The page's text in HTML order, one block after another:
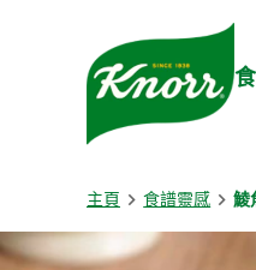
Skip to:
主頁 食譜靈感 鯪